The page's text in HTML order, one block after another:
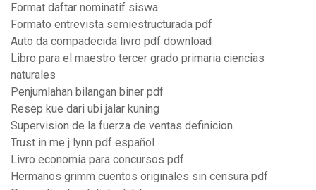
Format daftar nominatif siswa
Formato entrevista semiestructurada pdf
Auto da compadecida livro pdf download
Libro para el maestro tercer grado primaria ciencias
naturales
Penjumlahan bilangan biner pdf
Resep kue dari ubi jalar kuning
Supervision de la fuerza de ventas definicion
Trust in me j lynn pdf español
Livro economia para concursos pdf
Hermanos grimm cuentos originales sin censura pdf